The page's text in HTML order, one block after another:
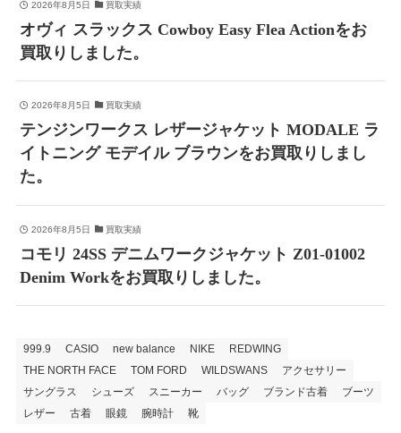
2026年8月5日 買取実績
オヴィ スラックス Cowboy Easy Flea Actionをお
買取りしました。
2026年8月5日 買取実績
テンジンワークス レザージャケット MODALE ラ
イトニング モデイル ブラウンをお買取りしまし
た。
2026年8月5日 買取実績
コモリ 24SS デニムワークジャケット Z01-01002
Denim Workをお買取りしました。
999.9 CASIO new balance NIKE
REDWING
THE NORTH FACE
TOM FORD WILDSWANS
アクセサリー
サングラス
シューズ スニーカー バッグ ブランド古着
ブーツ
レザー
古着 眼鏡 腕時計 靴